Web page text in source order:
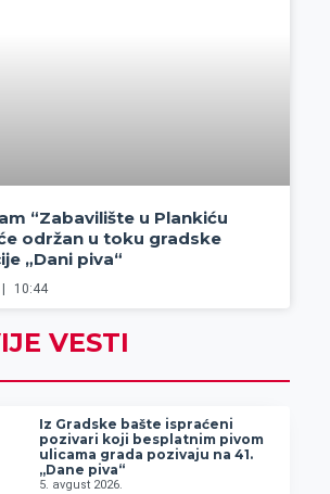
“Zabavilište u Plankiću
održan u toku gradske
„Dani piva“
10:44
VESTI
Iz Gradske bašte ispraćeni
pozivari koji besplatnim pivom
ulicama grada pozivaju na 41.
„Dane piva“
5. avgust 2026.